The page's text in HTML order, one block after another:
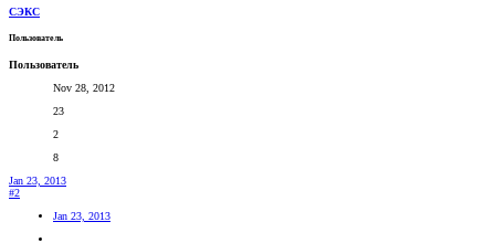
СЭКС
Пользователь
Пользователь
Nov 28, 2012
23
2
8
Jan 23, 2013
#2
Jan 23, 2013